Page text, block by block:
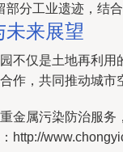
部分工业遗迹，结
未来展望
不仅是土地再利
作，共同推动城市
金属污染防治服务
http://